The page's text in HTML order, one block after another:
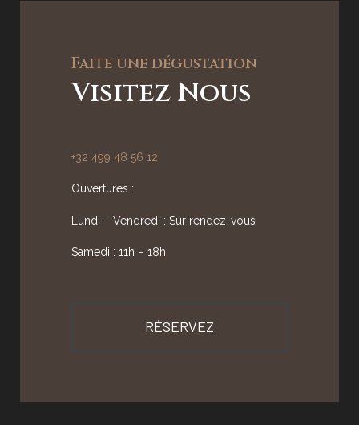
Faite une dégustation
Visitez Nous
+32 499 48 56 12
Ouvertures :
Lundi – Vendredi : Sur rendez-vous
Samedi : 11h – 18h
RÉSERVEZ